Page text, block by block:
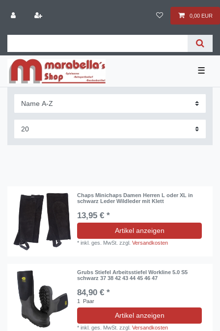
0,00 EUR
☰
Chaps Minichaps Damen Herren L oder XL in
schwarz Leder Wildleder mit Klett
13,95 € *
Artikel anzeigen
*inkl. ges. MwSt. zzgl.Versandkosten
Grubs Stiefel Arbeitsstiefel Workline 5.0 S5
schwarz 37 38 42 43 44 45 46 47
84,90 € *
1 Paar
Artikel anzeigen
*inkl. ges. MwSt. zzgl.Versandkosten